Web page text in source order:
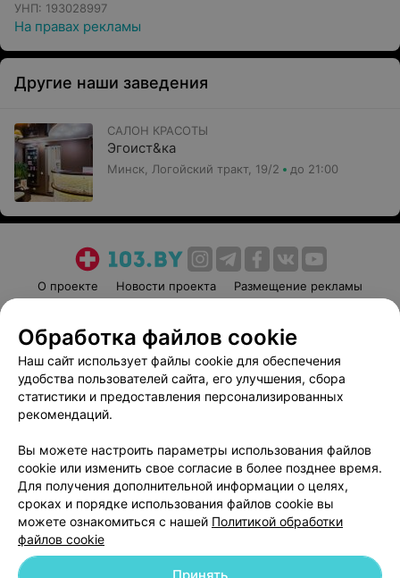
УНП: 193028997
На правах рекламы
Другие наши заведения
САЛОН КРАСОТЫ
Эгоист&ка
Минск, Логойский тракт, 19/2 до 21:00
О проекте Новости проекта
Размещение рекламы
Пользовательское соглашение
Способы оплаты
Вакансии
Партнеры
Написать руководителю 103.by
Обработка персональных данных
Обработка файлов cookie
Наш сайт использует файлы cookie для обеспечения
удобства пользователей сайта, его улучшения, сбора
статистики и предоставления персонализированных
рекомендаций.
Вы можете настроить параметры использования файлов
cookie или изменить свое согласие в более позднее время.
Для получения дополнительной информации о целях,
сроках и порядке использования файлов cookie вы
можете ознакомиться с нашей Политикой обработки
файлов cookie